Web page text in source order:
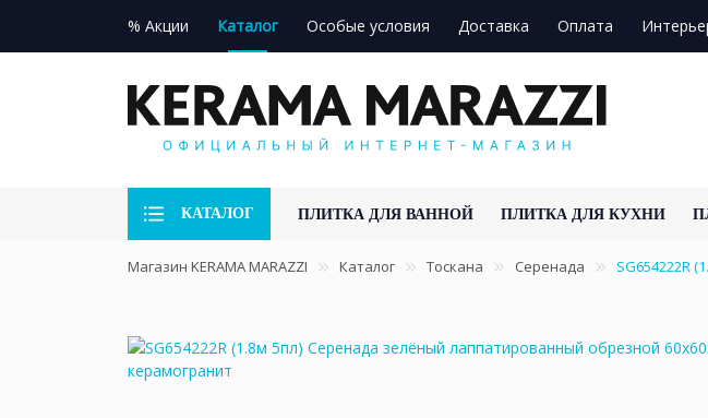
% Акции Каталог Особые условия Доставка Оплата
КАТАЛОГ ПЛИТКА ДЛЯ ВАННОЙ ПЛИТКА ДЛЯ КУХНИ
Магазин KERAMA MARAZZI Каталог Тоскана Серенада SG654222R